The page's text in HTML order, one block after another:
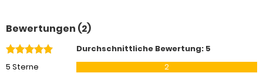
Bewertungen (2)
Durchschnittliche Bewertung: 5
5 Sterne
2